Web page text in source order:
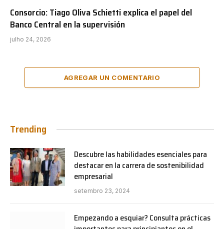
Consorcio: Tiago Oliva Schietti explica el papel del
Banco Central en la supervisión
julho 24, 2026
AGREGAR UN COMENTARIO
Trending
Descubre las habilidades esenciales para
destacar en la carrera de sostenibilidad
empresarial
setembro 23, 2024
Empezando a esquiar? Consulta prácticas